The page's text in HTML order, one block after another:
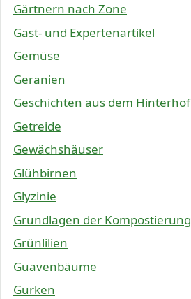
Gärtnern nach Zone
Gast- und Expertenartikel
Gemüse
Geranien
Geschichten aus dem Hinterhof
Getreide
Gewächshäuser
Glühbirnen
Glyzinie
Grundlagen der Kompostierung
Grünlilien
Guavenbäume
Gurken